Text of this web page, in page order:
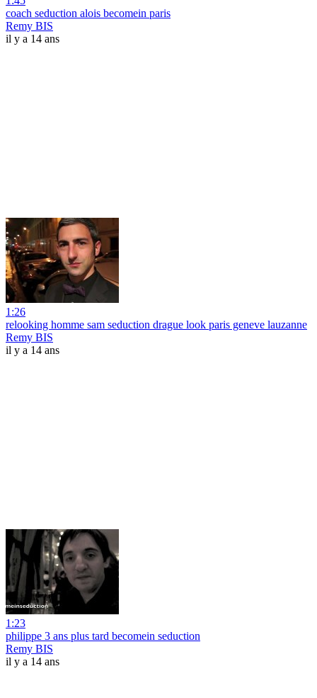
coach seduction alois becomein paris
Remy BIS
il y a 14 ans
1:26
relooking homme sam seduction drague look paris geneve lauzanne
Remy BIS
il y a 14 ans
1:23
philippe 3 ans plus tard becomein seduction
Remy BIS
il y a 14 ans